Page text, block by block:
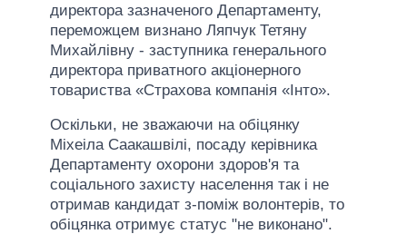
директора зазначеного Департаменту,
переможцем визнано Ляпчук Тетяну
Михайлівну - заступника генерального
директора приватного акціонерного
товариства «Страхова компанія «Інто».
Оскільки, не зважаючи на обіцянку
Міхеіла Саакашвілі, посаду керівника
Департаменту охорони здоров'я та
соціального захисту населення так і не
отримав кандидат з-поміж волонтерів, то
обіцянка отримує статус "не виконано".